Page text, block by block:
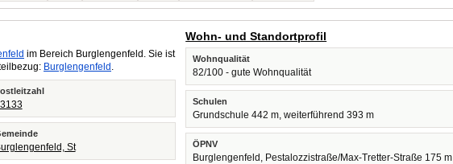
im Bereich Burglengenfeld. Sie ist
Burglengenfeld .
St
Wohn- und Standortprofil
Wohnqualität
82/100 - gute Wohnqualität
Schulen
Grundschule 442 m, weiterführend 393 m
ÖPNV
Burglengenfeld, Pestalozzistraße/Max-Tretter-Straße 175 m